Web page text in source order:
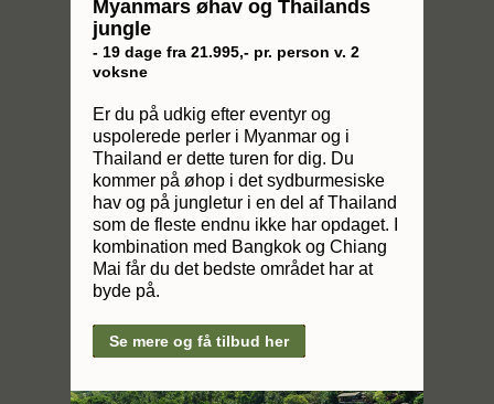
Myanmars øhav og Thailands
jungle
- 19 dage fra 21.995,- pr. person v. 2
voksne
Er du på udkig efter eventyr og
uspolerede perler i Myanmar og i
Thailand er dette turen for dig. Du
kommer på øhop i det sydburmesiske
hav og på jungletur i en del af Thailand
som de fleste endnu ikke har opdaget. I
kombination med Bangkok og Chiang
Mai får du det bedste området har at
byde på.
Se mere og få tilbud her